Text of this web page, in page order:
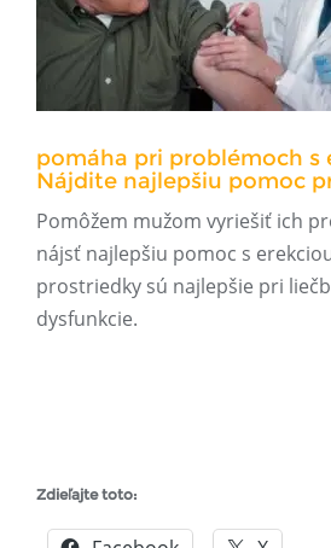
pomáha pri problémoch s
Nájdite najlepšiu pomoc
Pomôžem mužom vyriešiť ich
nájsť najlepšiu pomoc s
prostriedky sú najlepšie pri
dysfunkcie.
Zdieľajte toto: